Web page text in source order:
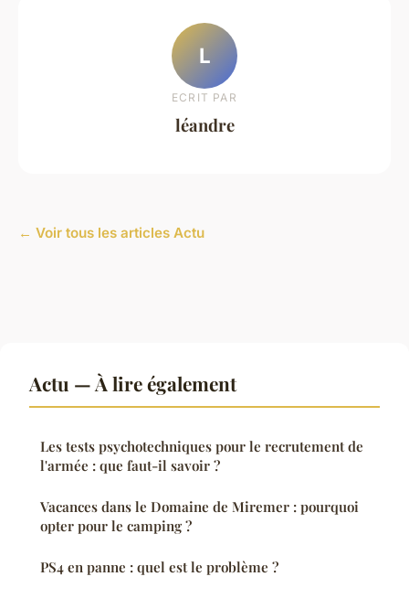
L
ECRIT PAR
léandre
← Voir tous les articles Actu
Actu — À lire également
Les tests psychotechniques pour le recrutement de
l'armée : que faut-il savoir ?
Vacances dans le Domaine de Miremer : pourquoi
opter pour le camping ?
PS4 en panne : quel est le problème ?